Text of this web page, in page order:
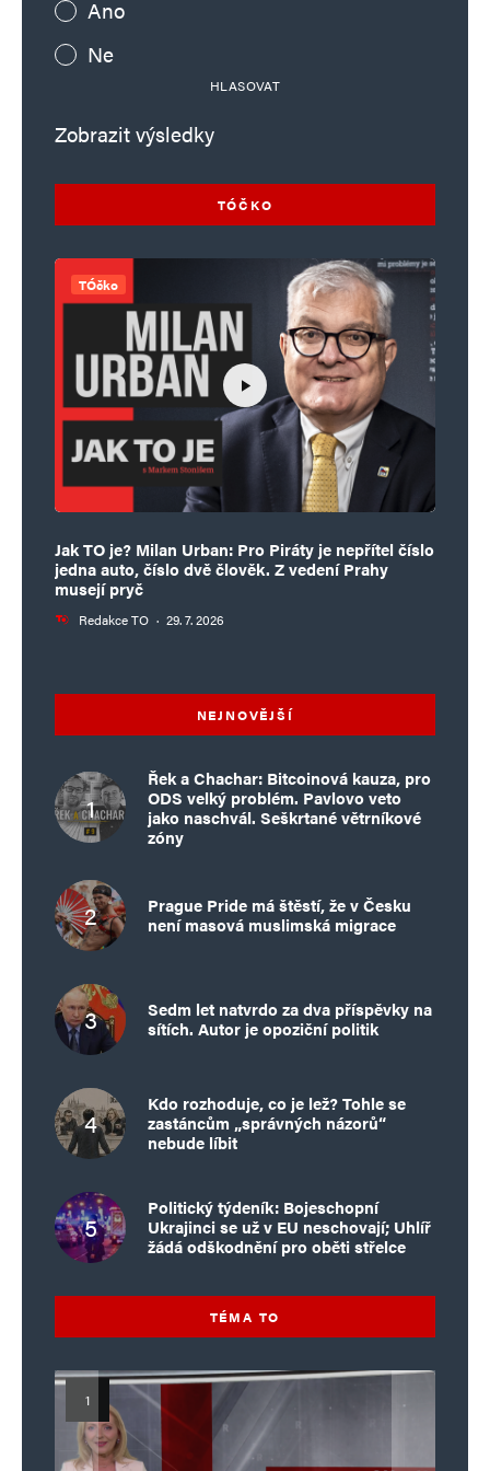
Ano
Ne
HLASOVAT
Zobrazit výsledky
TÓČKO
TÓčko
Jak TO je? Milan Urban: Pro Piráty je nepřítel číslo
jedna auto, číslo dvě člověk. Z vedení Prahy
musejí pryč
Redakce TO · 29. 7. 2026
NEJNOVĚJŠÍ
Řek a Chachar: Bitcoinová kauza, pro
ODS velký problém. Pavlovo veto
jako naschvál. Seškrtané větrníkové
zóny
Prague Pride má štěstí, že v Česku
není masová muslimská migrace
Sedm let natvrdo za dva příspěvky na
sítích. Autor je opoziční politik
Kdo rozhoduje, co je lež? Tohle se
zastáncům „správných názorů“
nebude líbit
Politický týdeník: Bojeschopní
Ukrajinci se už v EU neschovají; Uhlíř
žádá odškodnění pro oběti střelce
TÉMA TO